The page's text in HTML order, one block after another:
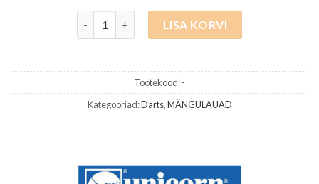
LISA KORVI
Tootekood:-
Kategooriad:Darts,MÄNGULAUAD